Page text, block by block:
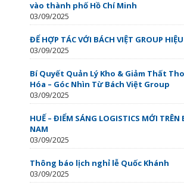
vào thành phố Hồ Chí Minh
03/09/2025
ĐỂ HỢP TÁC VỚI BÁCH VIỆT GROUP
03/09/2025
Bí Quyết Quản Lý Kho & Giảm Thất
Hóa – Góc Nhìn Từ Bách Việt Group
03/09/2025
HUẾ – ĐIỂM SÁNG LOGISTICS MỚI TRÊN
NAM
03/09/2025
Thông báo lịch nghỉ lễ Quốc Khánh
03/09/2025